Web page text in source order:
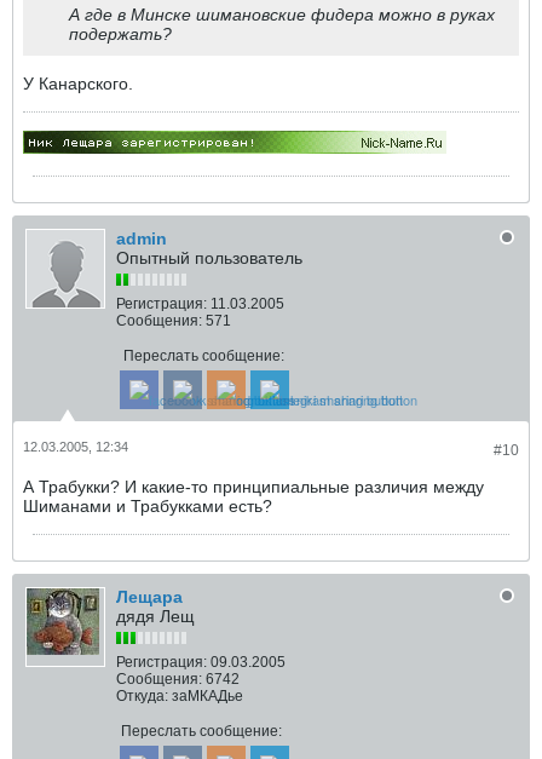
А где в Минске шимановские фидера можно в руках
подержать?
У Канарского.
admin
Опытный пользователь
Регистрация: 11.03.2005
Сообщения: 571
Переслать сообщение:
#10
12.03.2005, 12:34
А Трабукки? И какие-то принципиальные различия между
Шиманами и Трабукками есть?
Лещара
дядя Лещ
Регистрация: 09.03.2005
Сообщения: 6742
Откуда: заМКАДье
Переслать сообщение: